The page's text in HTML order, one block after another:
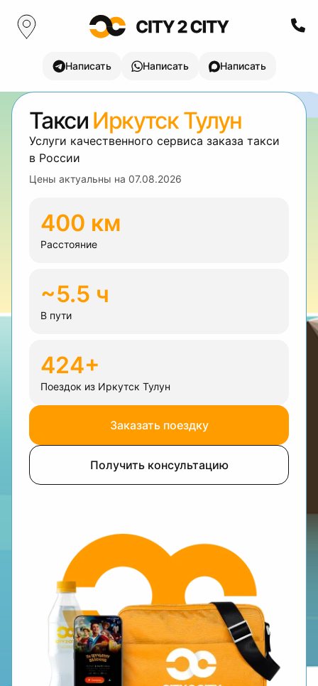
Написать Написать Написать
Такси Иркутск Тулун
Услуги качественного сервиса заказа такси
в России
Цены актуальны на 07.08.2026
400 км
Расстояние
~5.5 ч
В пути
424+
Поездок из Иркутск Тулун
Заказать поездку
Получить консультацию